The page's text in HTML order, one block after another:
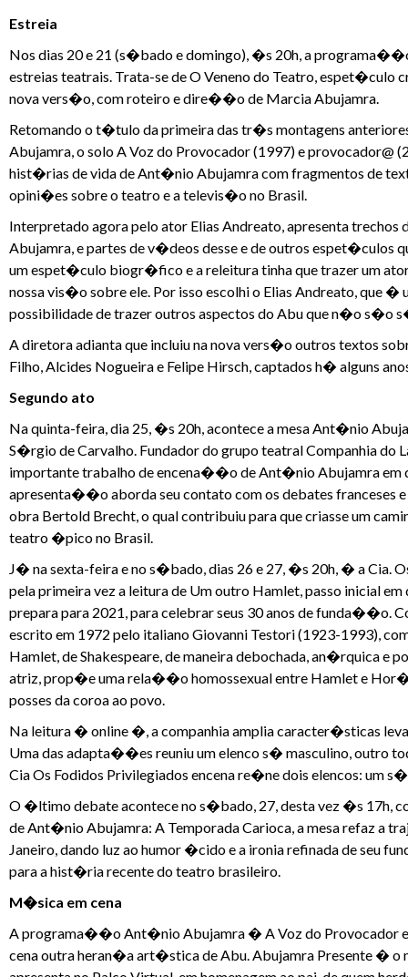
Estreia
Nos dias 20 e 21 (s�bado e domingo), �s 20h, a
estreias teatrais. Trata-se de O Veneno do Teatro, espet�culo
nova vers�o, com roteiro e dire��o de Marcia Abujamra.
Retomando o t�tulo da primeira das tr�s montagens
Abujamra, o solo A Voz do Provocador (1997) e
hist�rias de vida de Ant�nio Abujamra com fragmentos de
opini�es sobre o teatro e a televis�o no Brasil.
Interpretado agora pelo ator Elias Andreato, apresenta
Abujamra, e partes de v�deos desse e de outros espet�culos
um espet�culo biogr�fico e a releitura tinha que trazer um ator
nossa vis�o sobre ele. Por isso escolhi o Elias Andreato, que
possibilidade de trazer outros aspectos do Abu que n�o s�o
A diretora adianta que incluiu na nova vers�o outros textos
Filho, Alcides Nogueira e Felipe Hirsch, captados h� alguns
Segundo ato
Na quinta-feira, dia 25, �s 20h, acontece a mesa Ant�nio
S�rgio de Carvalho. Fundador do grupo teatral Companhia
importante trabalho de encena��o de Ant�nio Abujamra
apresenta��o aborda seu contato com os debates franceses
obra Bertold Brecht, o qual contribuiu para que criasse um
teatro �pico no Brasil.
J� na sexta-feira e no s�bado, dias 26 e 27, �s 20h, � a Cia.
pela primeira vez a leitura de Um outro Hamlet, passo inicial
prepara para 2021, para celebrar seus 30 anos de funda��o.
escrito em 1972 pelo italiano Giovanni Testori (1923-1993),
Hamlet, de Shakespeare, de maneira debochada, an�rquica e
atriz, prop�e uma rela��o homossexual entre Hamlet e
posses da coroa ao povo.
Na leitura � online �, a companhia amplia caracter�sticas
Uma das adapta��es reuniu um elenco s� masculino, outro
Cia Os Fodidos Privilegiados encena re�ne dois elencos: um
O �ltimo debate acontece no s�bado, 27, desta vez �s 17h,
de Ant�nio Abujamra: A Temporada Carioca, a mesa refaz a
Janeiro, dando luz ao humor �cido e a ironia refinada de seu
para a hist�ria recente do teatro brasileiro.
M�sica em cena
A programa��o Ant�nio Abujamra � A Voz do Provocador
cena outra heran�a art�stica de Abu. Abujamra Presente �